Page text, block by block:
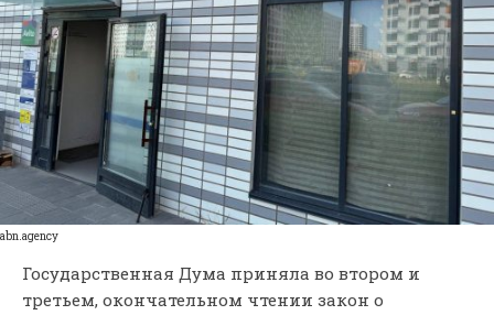
abn.agency
Государственная Дума приняла во втором и
третьем, окончательном чтении закон о